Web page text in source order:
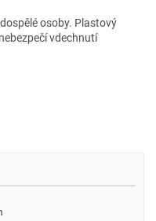
osoby. Plastový
vdechnutí